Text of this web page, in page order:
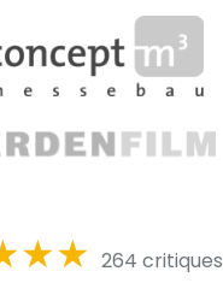
264 critiques